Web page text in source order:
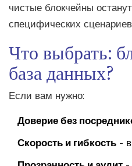
чистые блокчейны
специфических
Что выбрать:
база данных?
Если вам нужно:
Доверие без
Скорость и гибкость -